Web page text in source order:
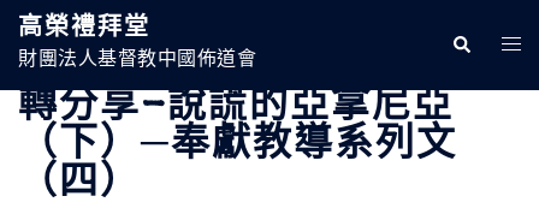
高榮禮拜堂
財團法人基督教中國佈道會
轉分享-說謊的亞拿尼亞
（下）─奉獻教導系列文
（四）